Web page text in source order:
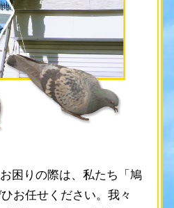
困りの際は、私たち「鳩
お任せください。我々